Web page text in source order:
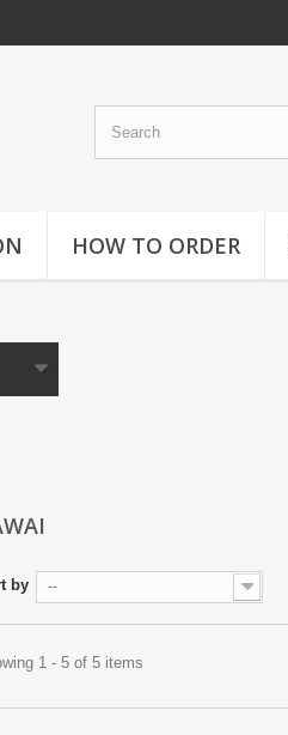
HOW TO ORDER
by --
1 - 5 of 5 items